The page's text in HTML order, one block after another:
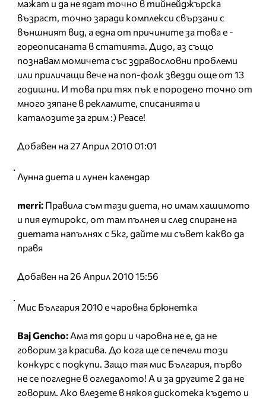
мажат и да не ядат точно в тийнейджърска
възраст, точно заради комплекси свързани с
външният вид, а една от причините за това е -
гореописаната в статията. Дидо, аз също
познавам момичета със здравословни проблеми
или приличащи вече на поп-фолк звезди още от 13
годишни. И това при тях пък е породено точно от
много зяпане в рекламите, списанията и
каталозите за грим :) Peace!
Добавен на 27 Април 2010 01:01
Лунна диета и лунен календар
merri: Правила съм тази диета, но имам хашимото
и пия еутирокс, от там пълнея и след спиране на
диетата напълнях с 5кг, дайте ми съвет какво да
правя
Добавен на 26 Април 2010 15:56
Мис България 2010 е чаровна брюнетка
Baj Gencho: Ама тя дори и чаровна не е, да не
говорим за красива. До кога ще се печели този
конкурс с подкупи. Защо тая мис България, първо
не се погледне в огледалото! А и за другите 2 да не
говорим. Ако влезете в някоя дискотека където и